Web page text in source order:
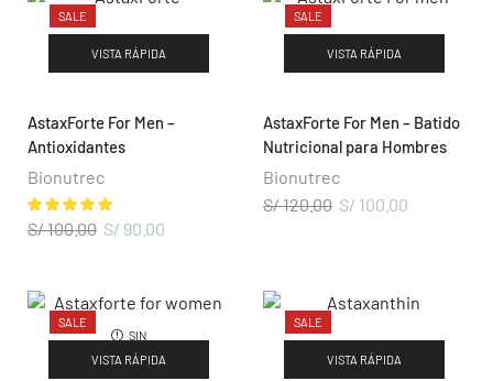
SALE
VISTA RÁPIDA
AstaxForte For Men –
Antioxidantes
Bionutrec
S/100.00 S/ 90.00
SALE
VISTA RÁPIDA
AstaxForte For Men – Batido
Nutricional para Hombres
Bionutrec
S/120.00 S/ 100.00
SALE
SIN
EXISTENCIAS
VISTA RÁPIDA
SALE
VISTA RÁPIDA
Cuidado Personal
Nutrición Diaria
Wellness Hombre
Energía y Vitalidad
Blog & Noticias
Nuevo Distribuidor
Oportunidad de Negocio